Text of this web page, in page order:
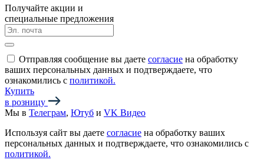
Получайте акции и
специальные предложения
Отправляя сообщение вы даете согласие на обработку
ваших персональных данных и подтверждаете, что
ознакомились с политикой.
Купить
в розницу
Мы в Телеграм, Ютуб и VK Видео
Используя сайт вы даете согласие на обработку ваших
персональных данных и подтверждаете, что ознакомились с
политикой.